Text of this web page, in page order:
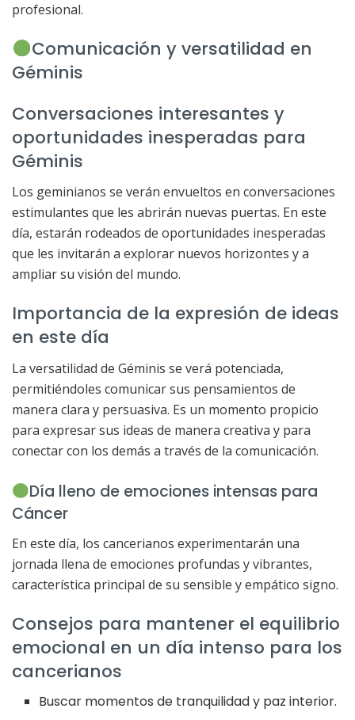
profesional.
Comunicación y versatilidad en
Géminis
Conversaciones interesantes y
oportunidades inesperadas para
Géminis
Los geminianos se verán envueltos en conversaciones
estimulantes que les abrirán nuevas puertas. En este
día, estarán rodeados de oportunidades inesperadas
que les invitarán a explorar nuevos horizontes y a
ampliar su visión del mundo.
Importancia de la expresión de ideas
en este día
La versatilidad de Géminis se verá potenciada,
permitiéndoles comunicar sus pensamientos de
manera clara y persuasiva. Es un momento propicio
para expresar sus ideas de manera creativa y para
conectar con los demás a través de la comunicación.
Día lleno de emociones intensas para
Cáncer
En este día, los cancerianos experimentarán una
jornada llena de emociones profundas y vibrantes,
característica principal de su sensible y empático signo.
Consejos para mantener el equilibrio
emocional en un día intenso para los
cancerianos
Buscar momentos de tranquilidad y paz interior.